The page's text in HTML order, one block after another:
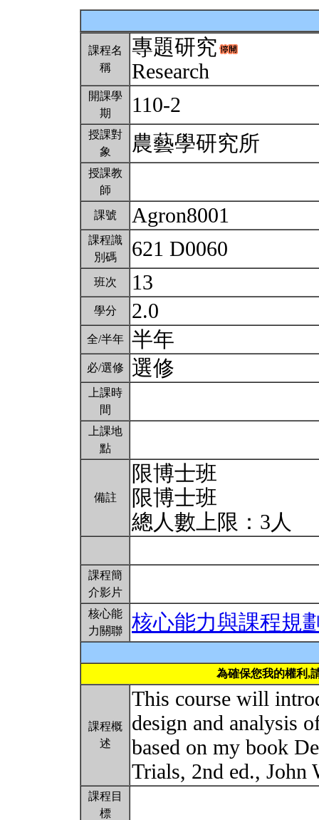
課程名
稱
專題研究
Research
開課學
期
110-2
授課對
象
農藝學研究所
授課教
師
課號 Agron8001
課程識
別碼
621 D0060
班次 13
學分 2.0
全/半年 半年
必/選修 選修
上課時
間
上課地
點
備註
限博士班
限博士班
總人數上限：3人
課程簡
介影片
核心能
力關聯
核心能力與課程規
為確保您我的權利,
課程概
述
This course will
design and analysis
based on my book
Trials, 2nd ed., John
課程目
標